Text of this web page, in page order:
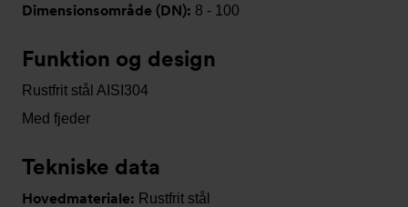
Dimensionsområde (DN): 8 - 100
Funktion og design
Rustfrit stål AISI304
Med fjeder
Tekniske data
Hovedmateriale: Rustfrit stål